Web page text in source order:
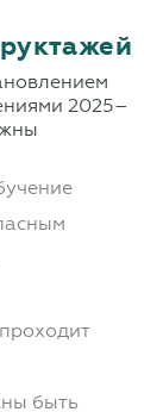
2025–
быть